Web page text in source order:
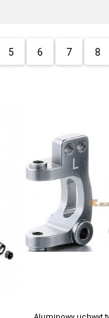
5 6 7 8